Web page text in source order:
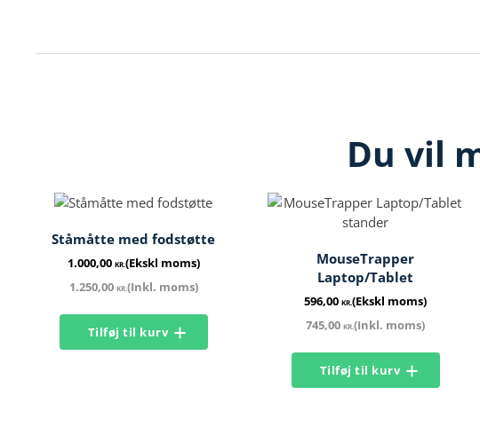
Du vil
Ståmåtte med fodstøtte​
1.000,00 KR.(Ekskl moms)
1.250,00 KR.(Inkl. moms)
Tilføj til kurv
MouseTrapper
Laptop/Tablet
596,00KR.(Ekskl moms)
745,00KR.(Inkl. moms)
Tilføj til kurv